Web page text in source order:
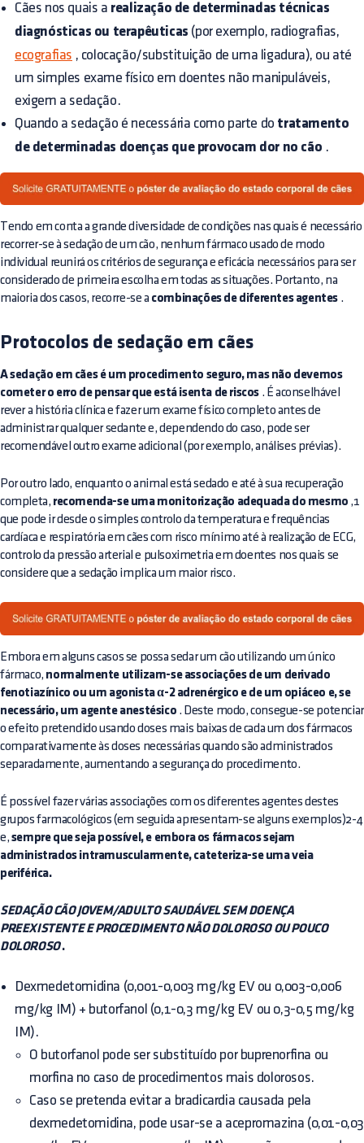
Cães nos quais a realização de determinadas técnicas
diagnósticas ou terapêuticas (por exemplo, radiografias,
ecografias , colocação/substituição de uma ligadura), ou até
um simples exame físico em doentes não manipuláveis,
exigem a sedação.
Quando a sedação é necessária como parte do tratamento
de determinadas doenças que provocam dor no cão .
Tendo em conta a grande diversidade de condições nas quais é necessário
recorrer-se à sedação de um cão, nenhum fármaco usado de modo
individual reunirá os critérios de segurança e eficácia necessários para ser
considerado de primeira escolha em todas as situações. Portanto, na
maioria dos casos, recorre-se a combinações de diferentes agentes .
Protocolos de sedação em cães
A sedação em cães é um procedimento seguro, mas não devemos
cometer o erro de pensar que está isenta de riscos . É aconselhável
rever a história clínica e fazer um exame físico completo antes de
administrar qualquer sedante e, dependendo do caso, pode ser
recomendável outro exame adicional (por exemplo, análises prévias).
Por outro lado, enquanto o animal está sedado e até à sua recuperação
completa, recomenda-se uma monitorização adequada do mesmo ,1
que pode ir desde o simples controlo da temperatura e frequências
cardíaca e respiratória em cães com risco mínimo até à realização de ECG,
controlo da pressão arterial e pulsoximetria em doentes nos quais se
considere que a sedação implica um maior risco.
Embora em alguns casos se possa sedar um cão utilizando um único
fármaco, normalmente utilizam-se associações de um derivado
fenotiazínico ou um agonista α-2 adrenérgico e de um opiáceo e, se
necessário, um agente anestésico . Deste modo, consegue-se potenciar
o efeito pretendido usando doses mais baixas de cada um dos fármacos
comparativamente às doses necessárias quando são administrados
separadamente, aumentando a segurança do procedimento.
É possível fazer várias associações com os diferentes agentes destes
grupos farmacológicos (em seguida apresentam-se alguns exemplos)2-4
e, sempre que seja possível, e embora os fármacos sejam
administrados intramuscularmente, cateteriza-se uma veia
periférica.
SEDAÇÃO CÃO JOVEM/ADULTO SAUDÁVEL SEM DOENÇA
PREEXISTENTE E PROCEDIMENTO NÃO DOLOROSO OU POUCO
DOLOROSO.
Dexmedetomidina (0,001-0,003 mg/kg EV ou 0,003-0,006
mg/kg IM) + butorfanol (0,1-0,3 mg/kg EV ou 0,3-0,5 mg/kg
IM).
O butorfanol pode ser substituído por buprenorfina ou
morfina no caso de procedimentos mais dolorosos.
Caso se pretenda evitar a bradicardia causada pela
dexmedetomidina, pode usar-se a acepromazina (0,01-0,03